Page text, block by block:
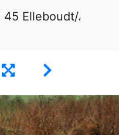
45 Elleboudt/Ansiaux